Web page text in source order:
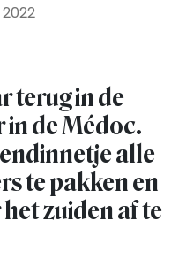
terug in de
in de Médoc.
alle
te pakken en
zuiden af te